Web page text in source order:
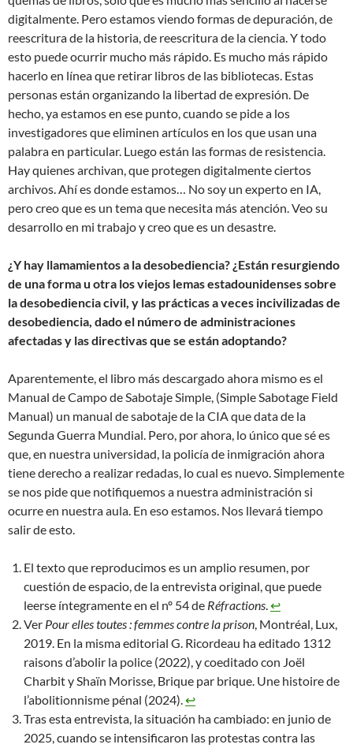
digitalmente. Pero estamos viendo formas de depuración, de
reescritura de la historia, de reescritura de la ciencia. Y todo
esto puede ocurrir mucho más rápido. Es mucho más rápido
hacerlo en línea que retirar libros de las bibliotecas. Estas
personas están organizando la libertad de expresión. De
hecho, ya estamos en ese punto, cuando se pide a los
investigadores que eliminen artículos en los que usan una
palabra en particular. Luego están las formas de resistencia.
Hay quienes archivan, que protegen digitalmente ciertos
archivos. Ahí es donde estamos… No soy un experto en IA,
pero creo que es un tema que necesita más atención. Veo su
desarrollo en mi trabajo y creo que es un desastre.
¿Y hay llamamientos a la desobediencia? ¿Están resurgiendo
de una forma u otra los viejos lemas estadounidenses sobre
la desobediencia civil, y las prácticas a veces incivilizadas de
desobediencia, dado el número de administraciones
afectadas y las directivas que se están adoptando?
Aparentemente, el libro más descargado ahora mismo es el
Manual de Campo de Sabotaje Simple, (Simple Sabotage Field
Manual) un manual de sabotaje de la CIA que data de la
Segunda Guerra Mundial. Pero, por ahora, lo único que sé es
que, en nuestra universidad, la policía de inmigración ahora
tiene derecho a realizar redadas, lo cual es nuevo. Simplemente
se nos pide que notifiquemos a nuestra administración si
ocurre en nuestra aula. En eso estamos. Nos llevará tiempo
salir de esto.
El texto que reproducimos es un amplio resumen, por
cuestión de espacio, de la entrevista original, que puede
leerse íntegramente en el nº 54 de Réfractions.↩︎
Ver Pour elles toutes : femmes contre la prison, Montréal, Lux,
2019. En la misma editorial G. Ricordeau ha editado 1312
raisons d’abolir la police (2022), y coeditado con Joël
Charbit y Shaïn Morisse, Brique par brique. Une histoire de
l’abolitionnisme pénal (2024).↩︎
Tras esta entrevista, la situación ha cambiado: en junio de
2025, cuando se intensificaron las protestas contra las